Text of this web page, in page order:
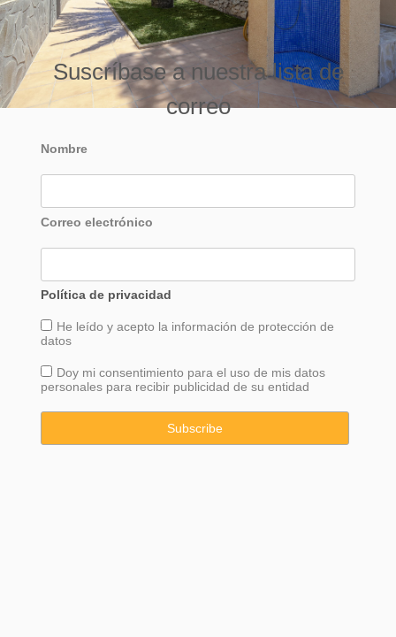
Suscríbase a nuestra lista de
correo
Nombre
Correo electrónico
Política de privacidad
He leído y acepto la información de protección de
datos
Doy mi consentimiento para el uso de mis datos
personales para recibir publicidad de su entidad